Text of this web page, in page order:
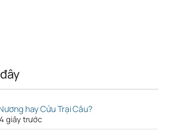
hay Cửu Trại Câu?
giây trước